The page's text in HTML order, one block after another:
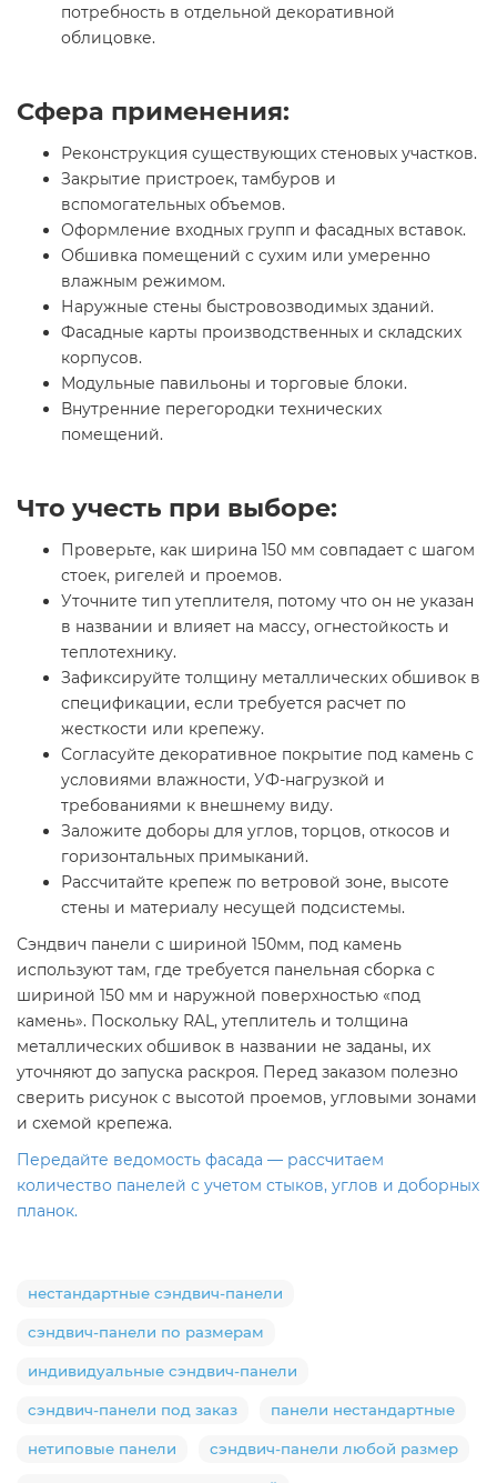
потребность в отдельной декоративной
облицовке.
Сфера применения:
Реконструкция существующих стеновых участков.
Закрытие пристроек, тамбуров и
вспомогательных объемов.
Оформление входных групп и фасадных вставок.
Обшивка помещений с сухим или умеренно
влажным режимом.
Наружные стены быстровозводимых зданий.
Фасадные карты производственных и складских
корпусов.
Модульные павильоны и торговые блоки.
Внутренние перегородки технических
помещений.
Что учесть при выборе:
Проверьте, как ширина 150 мм совпадает с шагом
стоек, ригелей и проемов.
Уточните тип утеплителя, потому что он не указан
в названии и влияет на массу, огнестойкость и
теплотехнику.
Зафиксируйте толщину металлических обшивок в
спецификации, если требуется расчет по
жесткости или крепежу.
Согласуйте декоративное покрытие под камень с
условиями влажности, УФ-нагрузкой и
требованиями к внешнему виду.
Заложите доборы для углов, торцов, откосов и
горизонтальных примыканий.
Рассчитайте крепеж по ветровой зоне, высоте
стены и материалу несущей подсистемы.
Сэндвич панели с шириной 150мм, под камень
используют там, где требуется панельная сборка с
шириной 150 мм и наружной поверхностью «под
камень». Поскольку RAL, утеплитель и толщина
металлических обшивок в названии не заданы, их
уточняют до запуска раскроя. Перед заказом полезно
сверить рисунок с высотой проемов, угловыми зонами
и схемой крепежа.
Передайте ведомость фасада — рассчитаем
количество панелей с учетом стыков, углов и доборных
планок.
нестандартные сэндвич-панели
сэндвич-панели по размерам
индивидуальные сэндвич-панели
сэндвич-панели под заказ панели нестандартные
нетиповые панели сэндвич-панели любой размер